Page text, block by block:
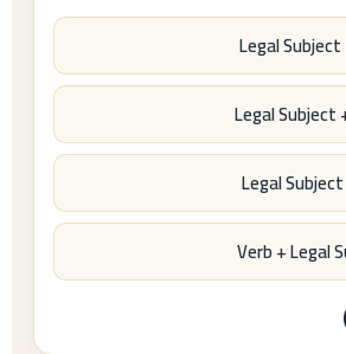
Legal
Legal Subject
Legal
Verb + Legal